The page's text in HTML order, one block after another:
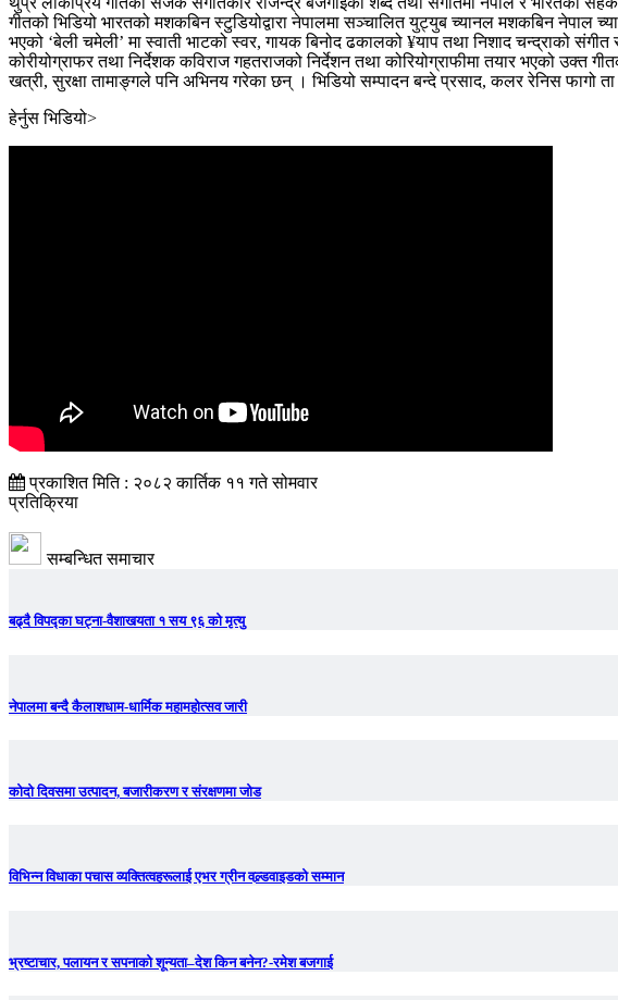
गीतको भिडियो भारतको मशकबिन स्टुडियोद्वारा नेपालमा सञ्चालित युट्युब च्यानल मशकबिन नेपाल
भएको ‘बेली चमेली’ मा स्वाती भाटको स्वर, गायक बिनोद ढकालको ¥याप तथा निशाद चन्द्राको
कोरीयोग्राफर तथा निर्देशक कविराज गहतराजको निर्देशन तथा कोरियोग्राफीमा तयार भएको उक्त
खत्री, सुरक्षा तामाङ्गले पनि अभिनय गरेका छन् । भिडियो सम्पादन बन्दे प्रसाद, कलर रेनिस फागो
हेर्नुस भिडियो>
प्रकाशित मिति : २०८२ कार्तिक ११ गते सोमवार
प्रतिक्रिया
सम्बन्धित समाचार
बढ्दै विपद्का घट्ना-वैशाखयता १ सय ९६ को मृत्यु
नेपालमा बन्दै कैलाशधाम-धार्मिक महामहोत्सव जारी
कोदो दिवसमा उत्पादन, बजारीकरण र संरक्षणमा जोड
विभिन्न विधाका पचास व्यक्तित्वहरूलाई एभर ग्रीन वल्र्डवाइडको सम्मान
भ्रष्टाचार, पलायन र सपनाको शून्यता–देश किन बनेन?-रमेश बजगाई